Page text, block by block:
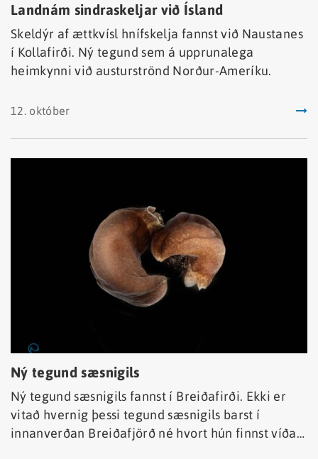
Landnám sindraskeljar við Ísland
Skeldýr af ættkvísl hnífskelja fannst við Naustanes
í Kollafirði. Ný tegund sem á upprunalega
heimkynni við austurströnd Norður-Ameríku.
12. október
Ný tegund sæsnigils
Ný tegund sæsnigils fannst í Breiðafirði. Ekki er
vitað hvernig þessi tegund sæsnigils barst í
innanverðan Breiðafjörð né hvort hún finnst víðar